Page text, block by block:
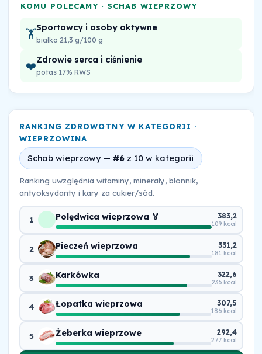
KOMU POLECAMY · SCHAB WIEPRZOWY
🏋️Sportowcy i osoby aktywne
białko 21,3 g/100 g
❤️Zdrowie serca i ciśnienie
potas 17% RWS
RANKING ZDROWOTNY W KATEGORII ·
WIEPRZOWINA
Schab wieprzowy — #6 z 10 w kategorii
Ranking uwzględnia witaminy, minerały, błonnik,
antyoksydanty i kary za cukier/sód.
1 Polędwica wieprzowa 🏅 383,2
109 kcal
2 Pieczeń wieprzowa 331,2
181 kcal
3 Karkówka 322,6
236 kcal
4 Łopatka wieprzowa 307,5
186 kcal
5 Żeberka wieprzowe 292,4
277 kcal